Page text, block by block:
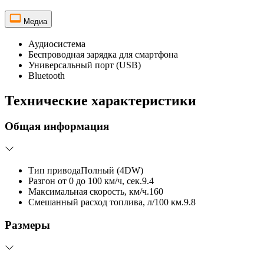
Медиа
Аудиосистема
Беспроводная зарядка для смартфона
Универсальный порт (USB)
Bluetooth
Технические характеристики
Общая информация
Тип приводаПолный (4DW)
Разгон от 0 до 100 км/ч, сек.9.4
Максимальная скорость, км/ч.160
Смешанный расход топлива, л/100 км.9.8
Размеры